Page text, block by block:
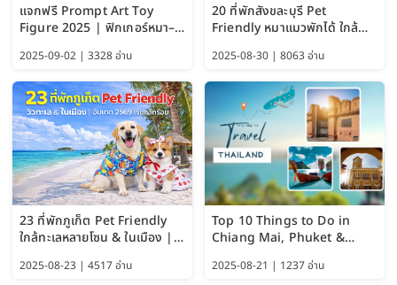
แจกฟรี Prompt Art Toy
Figure 2025 | ฟิกเกอร์หมา–
ChatGPT และ Gemini
2025-09-02 | 3328 อ่าน
20 ที่พักสังขละบุรี Pet
Friendly หมาแมวพักได้ ใกล้
2025-08-30 | 8063 อ่าน
23 ที่พักภูเก็ต Pet Friendly
ใกล้ทะเลหลายโซน & ในเมือง |
2025-08-23 | 4517 อ่าน
Top 10 Things to Do in
Chiang Mai, Phuket &
Guide 2025)
2025-08-21 | 1237 อ่าน